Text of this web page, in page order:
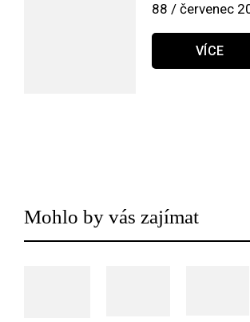
88 / červenec
VÍCE
Mohlo by vás zajímat